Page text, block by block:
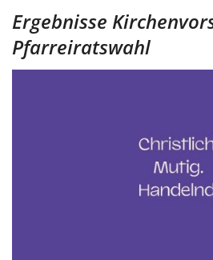
Ergebnisse
Pfarreiratswahl